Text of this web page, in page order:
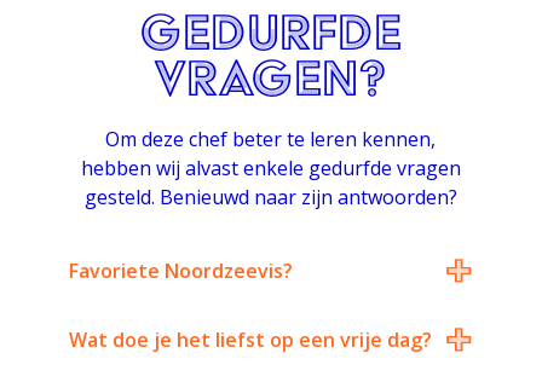
gedurfde
Vragen?
Om deze chef beter te leren kennen,
hebben wij alvast enkele gedurfde vragen
gesteld. Benieuwd naar zijn antwoorden?
Favoriete Noordzeevis? +
Wat doe je het liefst op een vrije dag? +